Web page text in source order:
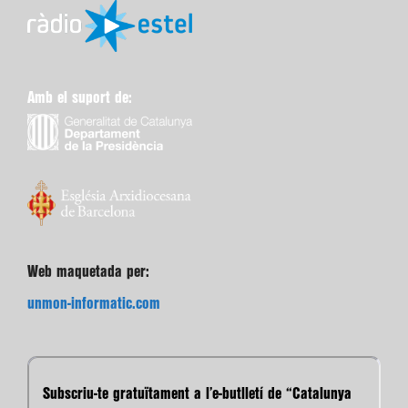
Amb el suport de:
Web maquetada per:
unmon-informatic.com
Subscriu-te gratuïtament a l’e-butlletí de “Catalunya